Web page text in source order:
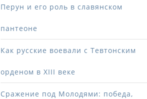
Перун и его роль в славянском
пантеоне
Как русские воевали с Тевтонским
орденом в XIII веке
Сражение под Молодями: победа,